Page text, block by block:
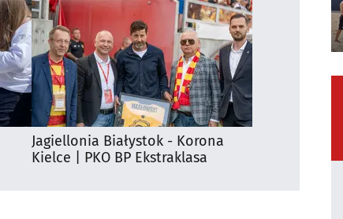
Jagiellonia Białystok - Korona
Kielce | PKO BP Ekstraklasa